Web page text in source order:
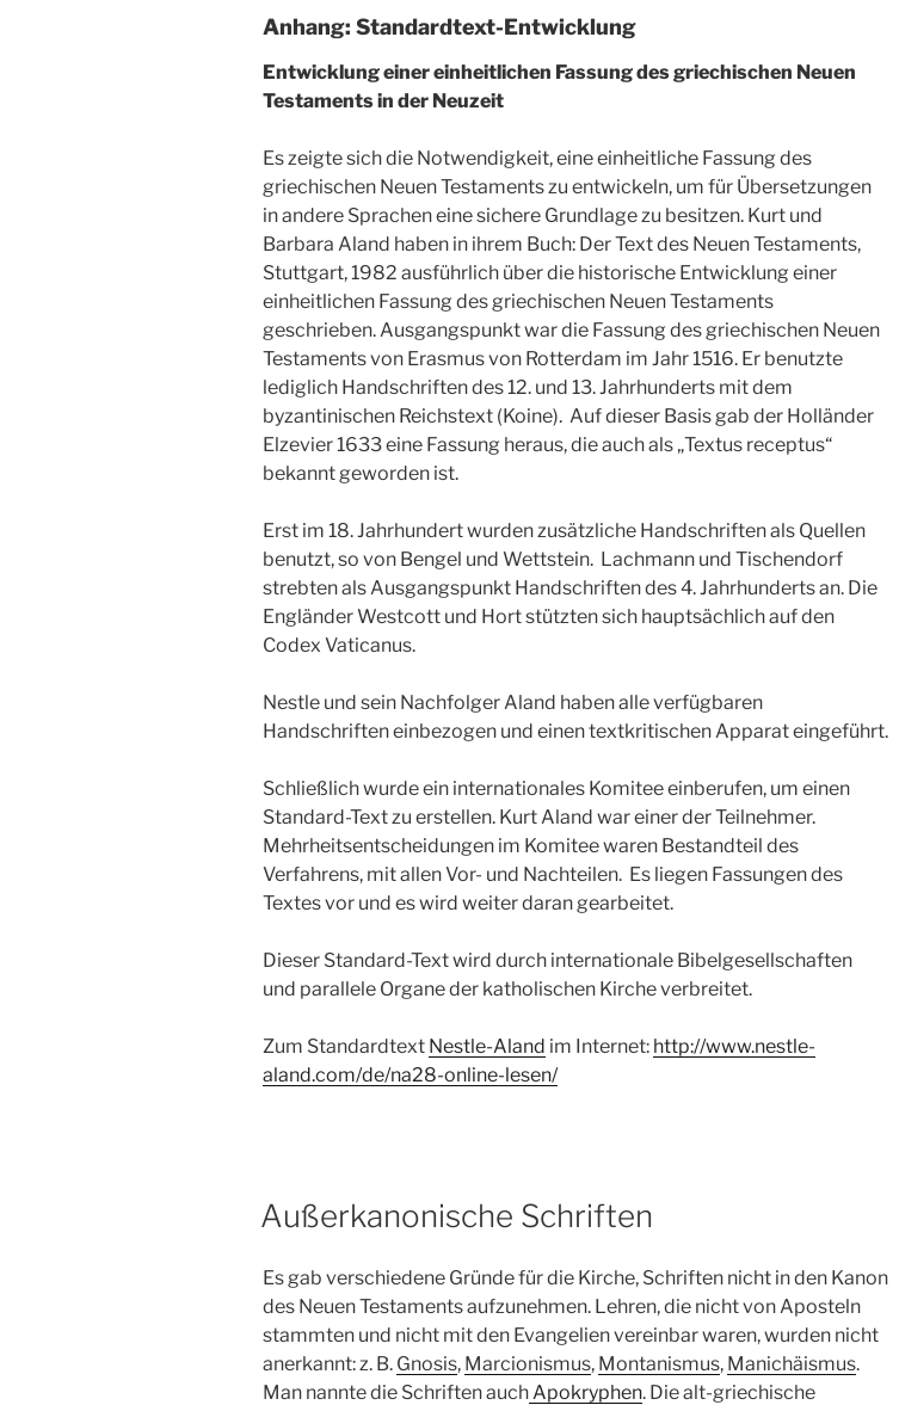
Anhang: Standardtext-Entwicklung
Entwicklung einer einheitlichen Fassung des griechischen Neuen
Testaments in der Neuzeit
Es zeigte sich die Notwendigkeit, eine einheitliche Fassung des
griechischen Neuen Testaments zu entwickeln, um für Übersetzungen
in andere Sprachen eine sichere Grundlage zu besitzen. Kurt und
Barbara Aland haben in ihrem Buch: Der Text des Neuen Testaments,
Stuttgart, 1982 ausführlich über die historische Entwicklung einer
einheitlichen Fassung des griechischen Neuen Testaments
geschrieben. Ausgangspunkt war die Fassung des griechischen Neuen
Testaments von Erasmus von Rotterdam im Jahr 1516. Er benutzte
lediglich Handschriften des 12. und 13. Jahrhunderts mit dem
byzantinischen Reichstext (Koine). Auf dieser Basis gab der Holländer
Elzevier 1633 eine Fassung heraus, die auch als „Textus receptus“
bekannt geworden ist.
Erst im 18. Jahrhundert wurden zusätzliche Handschriften als Quellen
benutzt, so von Bengel und Wettstein. Lachmann und Tischendorf
strebten als Ausgangspunkt Handschriften des 4. Jahrhunderts an. Die
Engländer Westcott und Hort stützten sich hauptsächlich auf den
Codex Vaticanus.
Nestle und sein Nachfolger Aland haben alle verfügbaren
Handschriften einbezogen und einen textkritischen Apparat eingeführt.
Schließlich wurde ein internationales Komitee einberufen, um einen
Standard-Text zu erstellen. Kurt Aland war einer der Teilnehmer.
Mehrheitsentscheidungen im Komitee waren Bestandteil des
Verfahrens, mit allen Vor- und Nachteilen. Es liegen Fassungen des
Textes vor und es wird weiter daran gearbeitet.
Dieser Standard-Text wird durch internationale Bibelgesellschaften
und parallele Organe der katholischen Kirche verbreitet.
Zum Standardtext Nestle-Aland im Internet: http://www.nestle-
aland.com/de/na28-online-lesen/
Außerkanonische Schriften
Es gab verschiedene Gründe für die Kirche, Schriften nicht in den Kanon
des Neuen Testaments aufzunehmen. Lehren, die nicht von Aposteln
stammten und nicht mit den Evangelien vereinbar waren, wurden nicht
anerkannt: z. B. Gnosis, Marcionismus, Montanismus, Manichäismus.
Man nannte die Schriften auchApokryphen. Die alt-griechische